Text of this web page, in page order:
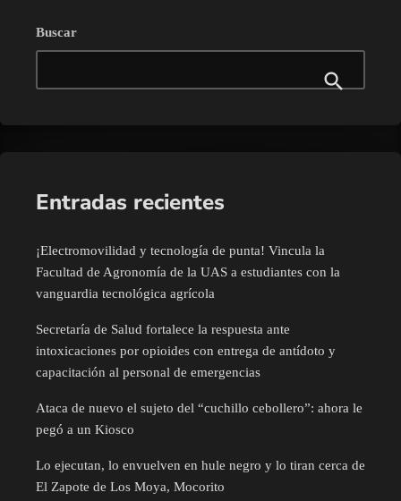
Buscar
Entradas recientes
¡Electromovilidad y tecnología de punta! Vincula la
Facultad de Agronomía de la UAS a estudiantes con la
vanguardia tecnológica agrícola
Secretaría de Salud fortalece la respuesta ante
intoxicaciones por opioides con entrega de antídoto y
capacitación al personal de emergencias
Ataca de nuevo el sujeto del “cuchillo cebollero”: ahora le
pegó a un Kiosco
Lo ejecutan, lo envuelven en hule negro y lo tiran cerca de
El Zapote de Los Moya, Mocorito